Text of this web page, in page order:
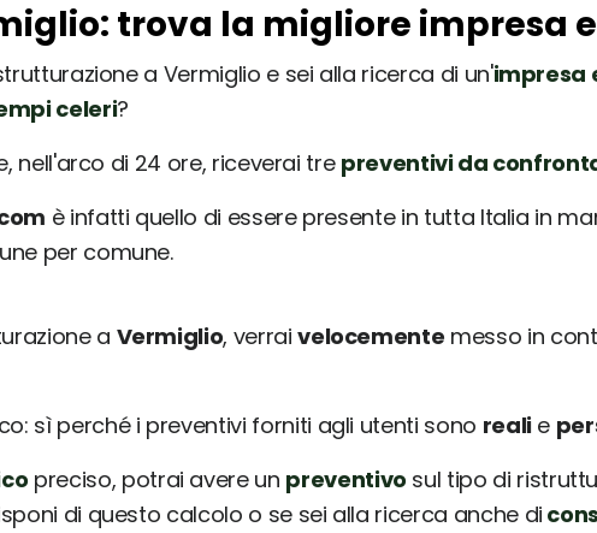
trova la migliore impresa
a Vermiglio e sei alla ricerca di un'impresa
celeri?
nell'arco di 24 ore, riceverai tre preventivi da
è infatti quello di essere presente in tutta Italia in
per comune.
a Vermiglio, verraivelocemente messo in
sì perché i preventivi forniti agli utenti sono realie
preciso, potrai avere un preventivo sul tipo di
di questo calcolo o se sei alla ricerca anche di